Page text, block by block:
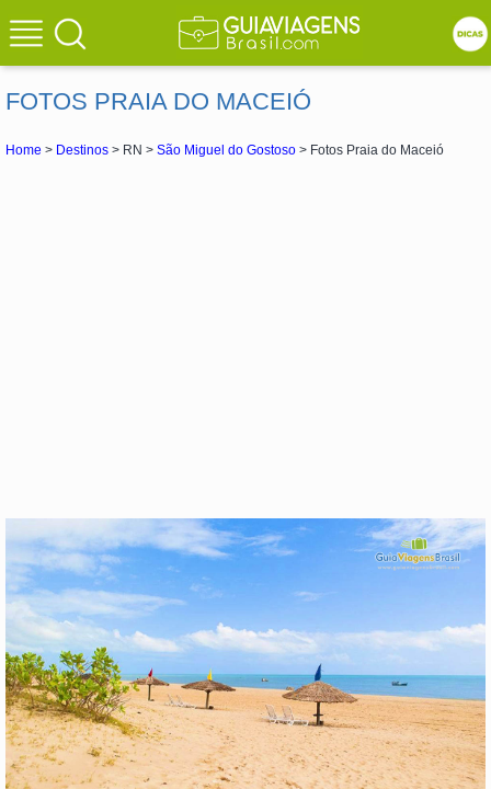
FOTOS PRAIA DO MACEIÓ
Home > Destinos > RN > São Miguel do Gostoso > Fotos Praia do Maceió